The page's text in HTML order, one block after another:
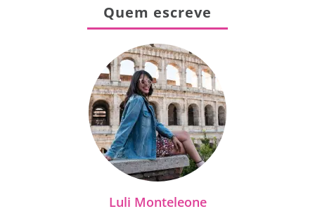
Quem escreve
Luli Monteleone